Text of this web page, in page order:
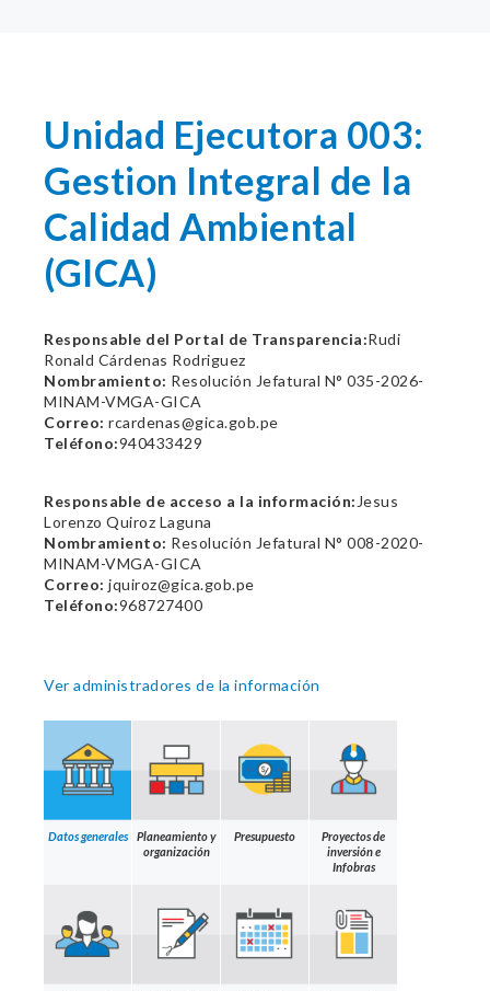
Unidad Ejecutora 003:
Gestion Integral de la
Calidad Ambiental
(GICA)
Responsable del Portal de Transparencia:Rudi
Ronald Cárdenas Rodriguez
Nombramiento: Resolución Jefatural N° 035-2026-
MINAM-VMGA-GICA
Correo: rcardenas@gica.gob.pe
Teléfono:940433429
Responsable de acceso a la información: Jesus
Lorenzo Quiroz Laguna
Nombramiento: Resolución Jefatural N° 008-2020-
MINAM-VMGA-GICA
Correo: jquiroz@gica.gob.pe
Teléfono:968727400
Ver administradores de la información
Datos generales
Planeamiento y
organización
Presupuesto
Proyectos de
inversión e
Infobras